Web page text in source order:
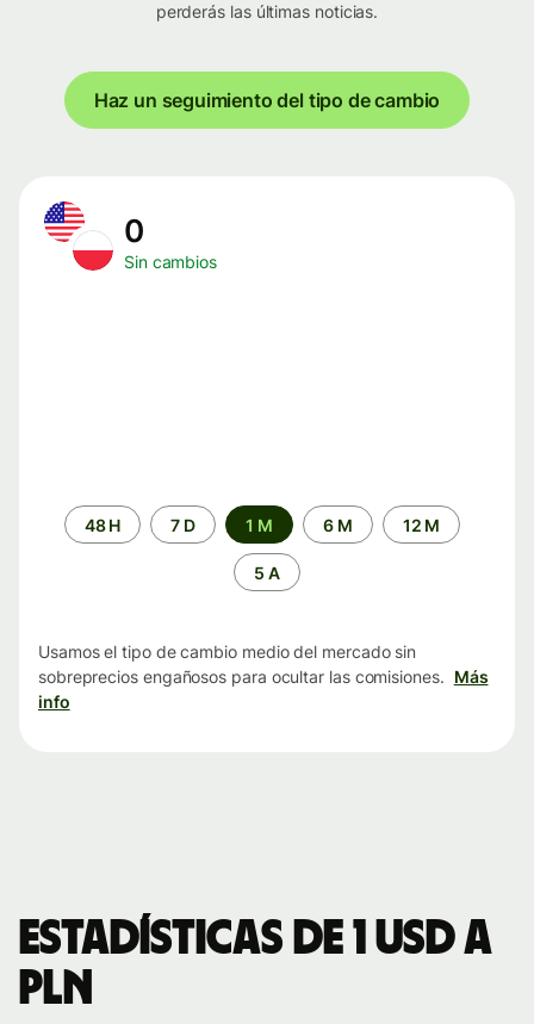
perderás las últimas noticias.
Haz un seguimiento del tipo de cambio
0
Sin cambios
Periodo48 H 7 D 1 M 6 M 12 M
5 A
Usamos el tipo de cambio medio del mercado sin
sobreprecios engañosos para ocultar las comisiones. Más
info
Estadísticas de 1 USD a
PLN